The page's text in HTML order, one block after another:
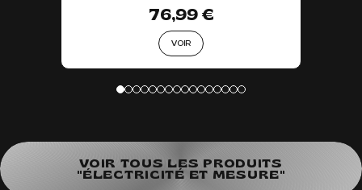
76,99 €
VOIR
VOIR TOUS LES PRODUITS
"ÉLECTRICITÉ ET MESURE"